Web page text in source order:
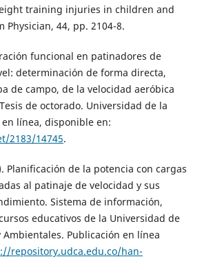
training injuries in children and
Physician, 44, pp. 2104-8.
funcional en patinadores de
determinación de forma directa,
de campo, de la velocidad aeróbica
de octorado. Universidad de la
línea, disponible en:
2183/14745.
Planificación de la potencia con cargas
al patinaje de velocidad y sus
Sistema de información,
educativos de la Universidad de
Ambientales. Publicación en línea
repository.udca.edu.co/han-